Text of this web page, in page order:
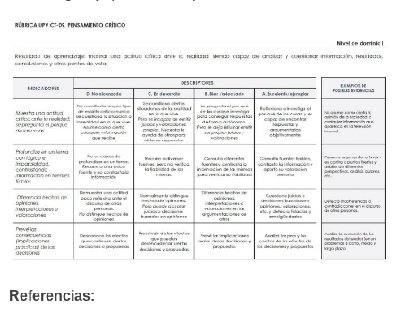
Referencias: